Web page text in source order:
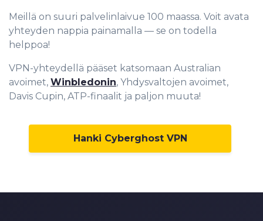
Meillä on suuri palvelinlaivue 100 maassa. Voit avata
yhteyden nappia painamalla — se on todella
helppoa!
VPN-yhteydellä pääset katsomaan Australian
avoimet, Winbledonin, Yhdysvaltojen avoimet,
Davis Cupin, ATP-finaalit ja paljon muuta!
Hanki Cyberghost VPN
0
1
2
3
4
6
0